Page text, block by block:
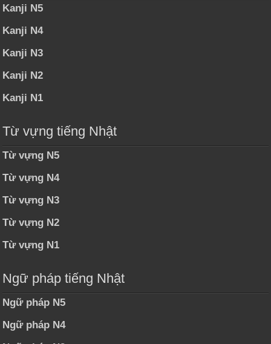
Kanji N5
Kanji N4
Kanji N3
Kanji N2
Kanji N1
Từ vựng tiếng Nhật
Từ vựng N5
Từ vựng N4
Từ vựng N3
Từ vựng N2
Từ vựng N1
Ngữ pháp tiếng Nhật
Ngữ pháp N5
Ngữ pháp N4